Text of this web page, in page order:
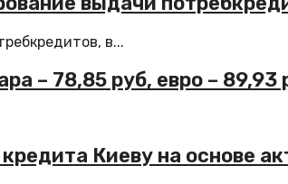
в...
– 78,85 руб, евро – 89,93
Киеву на основе